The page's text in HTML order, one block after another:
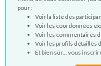
pour :
Voir la liste des
Voir les coordonnées
Voir les commentaires
Voir les profils détaillés
Et bien sûr... vous